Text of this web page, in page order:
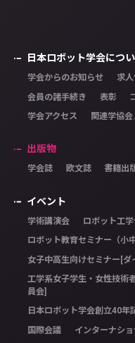
日本ロボット学会につ
学会からのお知らせ 求人
会員の諸手続き 表彰
学会アクセス 関連学協会
出版物
学会誌 欧文誌 書籍出
イベント
学術講演会 ロボット工
ロボット教育セミナー（小
女子中高生向けセミナー[ダ
工学系女子学生・女性技術
員会]
日本ロボット学会創立40年
国際会議 インターナシ